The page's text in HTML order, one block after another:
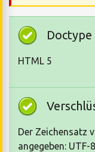
Doctype
HTML 5
Der Zeichensatz
angegeben: